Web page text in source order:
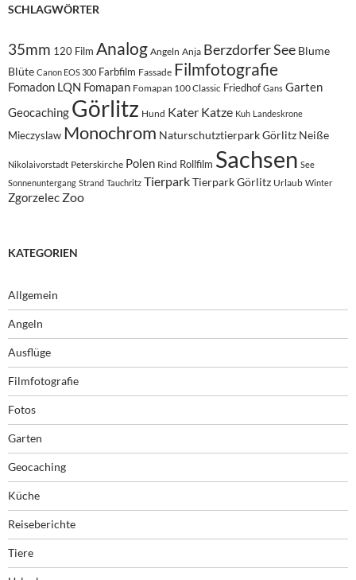
SCHLAGWÖRTER
35mm 120 Film Analog Angeln Anja Berzdorfer See Blume
Blüte Canon EOS 300 Farbfilm Fassade Filmfotografie
Fomadon LQN Fomapan Fomapan 100 Classic Friedhof Gans Garten
Geocaching Görlitz Hund Kater Katze Kuh Landeskrone
Mieczyslaw Monochrom Naturschutztierpark Görlitz Neiße
Nikolaivorstadt Peterskirche Polen Rind Rollfilm Sachsen See
Sonnenuntergang Strand Tauchritz TierparkTierpark Görlitz Urlaub Winter
Zgorzelec Zoo
KATEGORIEN
Allgemein
Angeln
Ausflüge
Filmfotografie
Fotos
Garten
Geocaching
Küche
Reiseberichte
Tiere